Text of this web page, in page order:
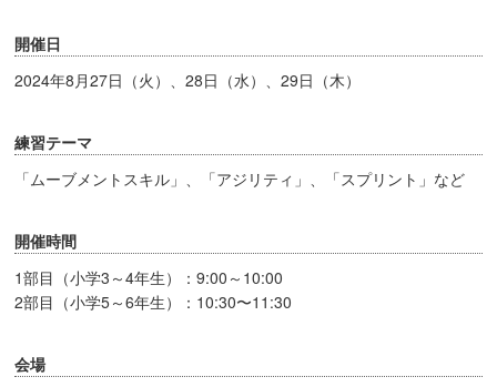
開催日
2024年8月27日（火）、28日（水）、29日（木）
練習テーマ
「ムーブメントスキル」、「アジリティ」、「スプリント」など
開催時間
1部目（小学3～4年生）：9:00～10:00
2部目（小学5～6年生）：10:30〜11:30
会場